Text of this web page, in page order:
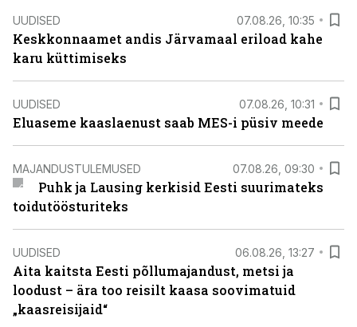
UUDISED 07.08.26, 10:35
Keskkonnaamet andis Järvamaal eriload kahe
karu küttimiseks
UUDISED 07.08.26, 10:31
Eluaseme kaaslaenust saab MES-i püsiv meede
MAJANDUSTULEMUSED 07.08.26, 09:30
Puhk ja Lausing kerkisid Eesti suurimateks
toidutöösturiteks
UUDISED 06.08.26, 13:27
Aita kaitsta Eesti põllumajandust, metsi ja
loodust – ära too reisilt kaasa soovimatuid
„kaasreisijaid“